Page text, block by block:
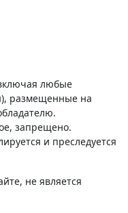
любые
размещенные на
запрещено.
и преследуется
не является